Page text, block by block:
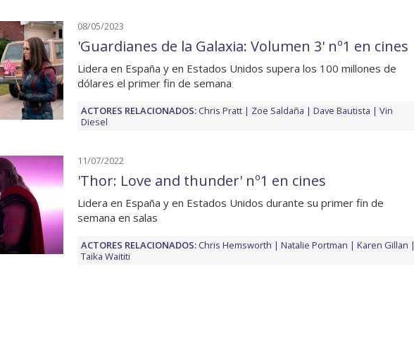
08/05/2023
'Guardianes de la Galaxia: Volumen 3' nº1 en cines
Lidera en España y en Estados Unidos supera los 100 millones de
dólares el primer fin de semana
ACTORES RELACIONADOS:Chris Pratt Zoe Saldaña Dave Bautista
Vin
Diesel
11/07/2022
'Thor: Love and thunder' nº1 en cines
Lidera en España y en Estados Unidos durante su primer fin de
semana en salas
ACTORES RELACIONADOS:Chris Hemsworth Natalie Portman
Karen Gillan
Taika Waititi